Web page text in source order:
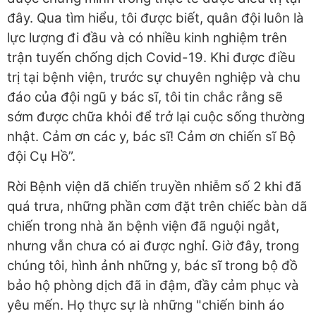
đây. Qua tìm hiểu, tôi được biết, quân đội luôn là
lực lượng đi đầu và có nhiều kinh nghiệm trên
trận tuyến chống dịch Covid-19. Khi được điều
trị tại bệnh viện, trước sự chuyên nghiệp và chu
đáo của đội ngũ y bác sĩ, tôi tin chắc rằng sẽ
sớm được chữa khỏi để trở lại cuộc sống thường
nhật. Cảm ơn các y, bác sĩ! Cảm ơn chiến sĩ Bộ
đội Cụ Hồ”.
Rời Bệnh viện dã chiến truyền nhiễm số 2 khi đã
quá trưa, những phần cơm đặt trên chiếc bàn dã
chiến trong nhà ăn bệnh viện đã nguội ngắt,
nhưng vẫn chưa có ai được nghỉ. Giờ đây, trong
chúng tôi, hình ảnh những y, bác sĩ trong bộ đồ
bảo hộ phòng dịch đã in đậm, đầy cảm phục và
yêu mến. Họ thực sự là những "chiến binh áo